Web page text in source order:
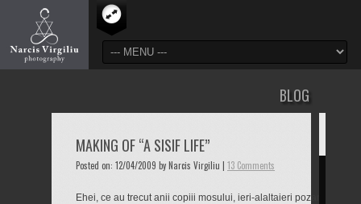
BLOG
MAKING OF “A SISIF LIFE”
Posted on: 12/04/2009 by Narcis Virgiliu | 13 Comments
Ehei, ce au trecut anii copiii mosului, ieri-alaltaieri pozam “Viata